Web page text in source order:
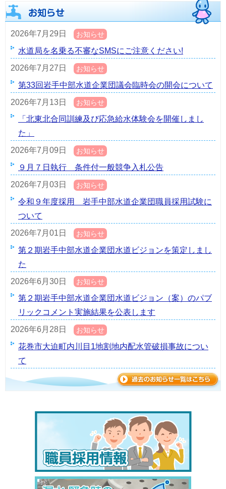
2026年7月29日 お知らせ
水道局を名乗る不審なSMSにご注意ください!
2026年7月27日
お知らせ
第33回岩手中部水道企業団議会臨時会の開会について
2026年7月13日
お知らせ
「北東北合同訓練及び応急給水体験会を開催しまし
た」
2026年7月09日
お知らせ
９月７日執行 条件付一般競争入札公告
2026年7月03日
お知らせ
令和９年度採用 岩手中部水道企業団職員採用試験に
ついて
2026年7月01日
お知らせ
第２期岩手中部水道企業団水道ビジョンを策定しまし
た
2026年6月30日
お知らせ
第２期岩手中部水道企業団水道ビジョン（案）のパブ
リックコメント実施結果を公表します
2026年6月28日
お知らせ
花巻市大迫町内川目1地割地内配水管破損事故につい
て